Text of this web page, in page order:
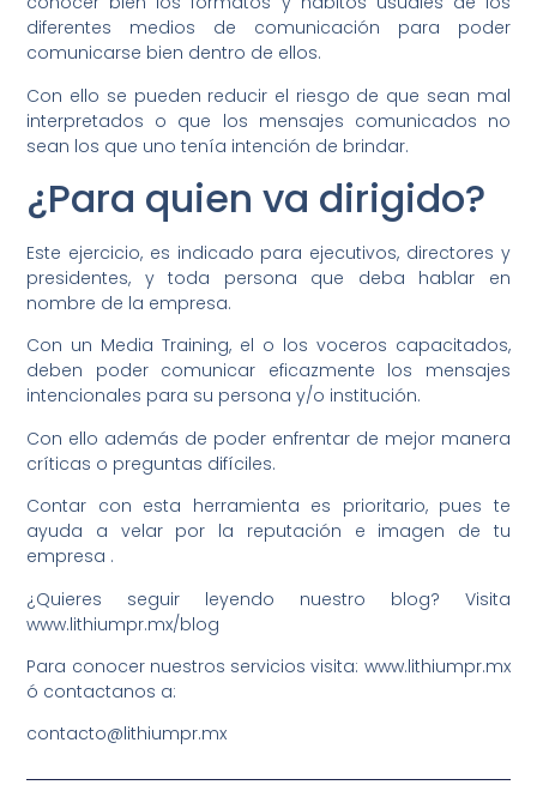
diferentes medios de comunicación para poder
comunicarse bien dentro de ellos.
Con ello se pueden reducir el riesgo de que sean mal
interpretados o que los mensajes comunicados no
sean los que uno tenía intención de brindar.
¿Para quien va dirigido?
Este ejercicio, es indicado para ejecutivos, directores y
presidentes, y toda persona que deba hablar en
nombre de la empresa.
Con un Media Training, el o los voceros capacitados,
deben poder comunicar eficazmente los mensajes
intencionales para su persona y/o institución.
Con ello además de poder enfrentar de mejor manera
críticas o preguntas difíciles.
Contar con esta herramienta es prioritario, pues te
ayuda a velar por la reputación e imagen de tu
empresa .
¿Quieres seguir leyendo nuestro blog? Visita
www.lithiumpr.mx/blog
Para conocer nuestros servicios visita: www.lithiumpr.mx
ó contactanos a:
contacto@lithiumpr.mx